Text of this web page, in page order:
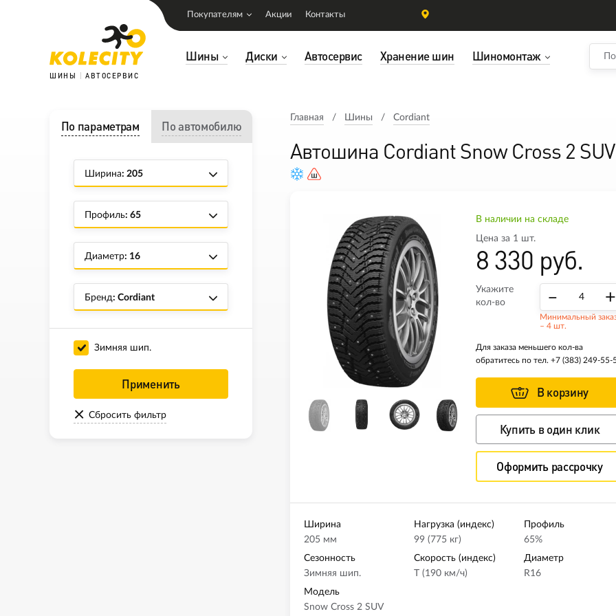
ШИНЫ АВТОСЕРВИС
Шины Диски Автосервис Хранение шин Шиномонтаж
Покупателям Акции Контакты
Главная Шины Cordiant
Автошина Cordiant Snow Cross 2
По параметрам По автомобилю
Ширина: 205
Профиль: 65
Диаметр: 16
Бренд: Cordiant
Зимняя шип.
Применить
Сбросить фильтр
В наличии на складе
Цена за 1 шт.
8 330 руб.
Укажите
кол-во
– +
Минимальный
– 4 шт.
Для заказа меньшего кол-ва
обратитесь по тел. +7 (383) 249-55-
В корзину
Купить в один клик
Оформить рассрочку
Ширина
205 мм
Нагрузка (индекс)
99 (775 кг)
Профиль
65%
Сезонность
Зимняя шип.
Скорость (индекс)
T (190 км/ч)
Диаметр
R16
Модель
Snow Cross 2 SUV